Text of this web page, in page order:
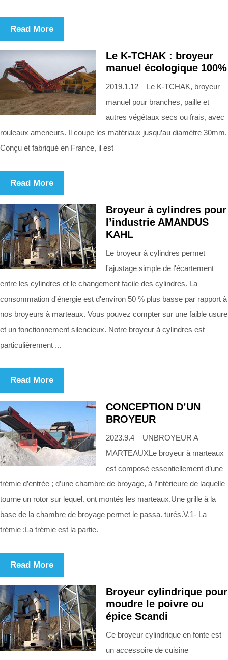
Read More
Le K-TCHAK : broyeur
manuel écologique 100%
2019.1.12 Le K-TCHAK, broyeur
manuel pour branches, paille et
autres végétaux secs ou frais, avec
rouleaux ameneurs. Il coupe les matériaux jusqu’au diamètre 30mm.
Conçu et fabriqué en France, il est
Read More
Broyeur à cylindres pour
l’industrie AMANDUS
KAHL
Le broyeur à cylindres permet
l'ajustage simple de l'écartement
entre les cylindres et le changement facile des cylindres. La
consommation d'énergie est d'environ 50 % plus basse par rapport à
nos broyeurs à marteaux. Vous pouvez compter sur une faible usure
et un fonctionnement silencieux. Notre broyeur à cylindres est
particulièrement ...
Read More
CONCEPTION D’UN
BROYEUR
2023.9.4 UNBROYEUR A
MARTEAUXLe broyeur à marteaux
est composé essentiellement d’une
trémie d’entrée ; d’une chambre de broyage, à l’intérieure de laquelle
tourne un rotor sur lequel. ont montés les marteaux.Une grille à la
base de la chambre de broyage permet le passa. turés.V.1- La
trémie :La trémie est la partie.
Read More
Broyeur cylindrique pour
moudre le poivre ou
épice Scandi
Ce broyeur cylindrique en fonte est
un accessoire de cuisine